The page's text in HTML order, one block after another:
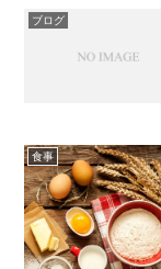
ブログ
食事